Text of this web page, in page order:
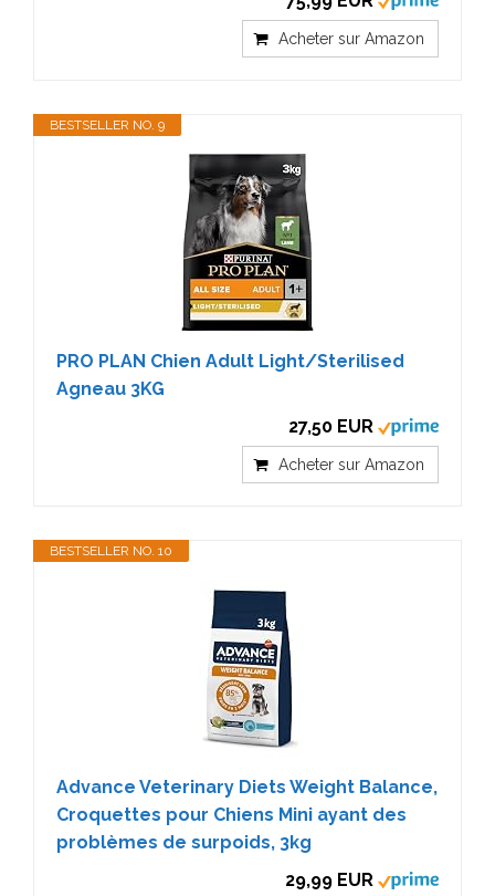
Acheter sur Amazon
BESTSELLER NO. 9
PRO PLAN Chien Adult Light/Sterilised
Agneau 3KG
27,50 EUR
Acheter sur Amazon
BESTSELLER NO. 10
Advance Veterinary Diets Weight Balance,
Croquettes pour Chiens Mini ayant des
problèmes de surpoids, 3kg
29,99 EUR